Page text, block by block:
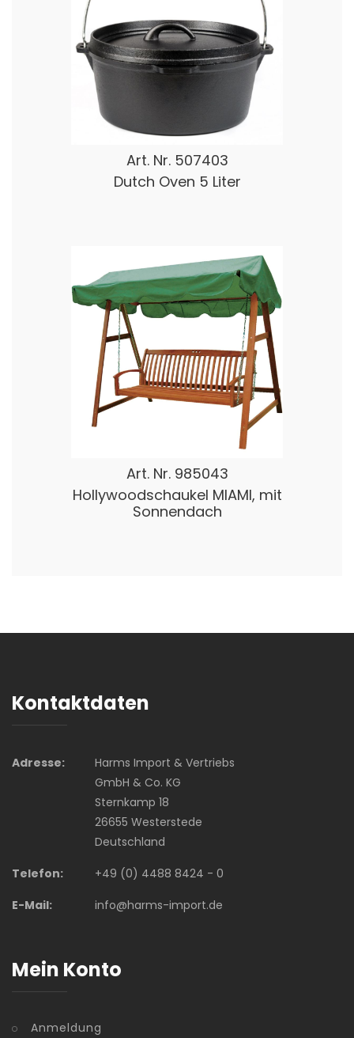
Art. Nr. 507403
Dutch Oven 5 Liter
Art. Nr. 985043
Hollywoodschaukel MIAMI, mit
Sonnendach
Kontaktdaten
Adresse:
Harms Import & Vertriebs
GmbH & Co. KG
Sternkamp 18
26655 Westerstede
Deutschland
Telefon:
+49 (0) 4488 8424 - 0
E-Mail:
info@harms-import.de
Mein Konto
Anmeldung